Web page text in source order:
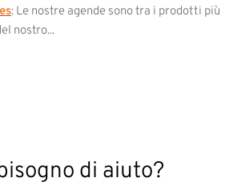
: Le nostre agende sono tra i prodotti più
nostro...
di aiuto?